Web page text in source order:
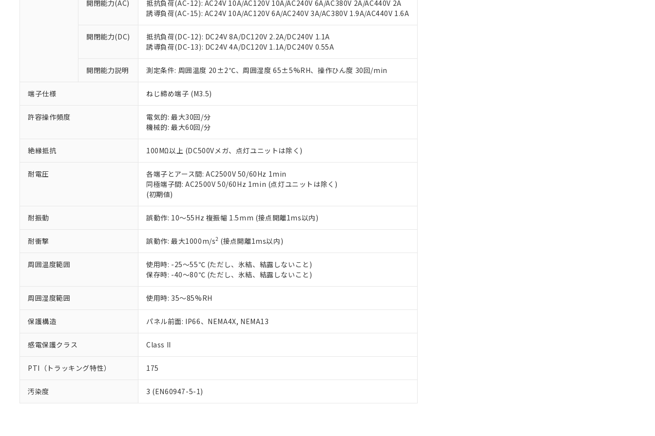
開閉能力(AC)
抵抗負荷(AC-12): AC24V 10A/AC120V 10A/AC240V 6A/AC380V 2A/AC440V 2A
誘導負荷(AC-15): AC24V 10A/AC120V 6A/AC240V 3A/AC380V 1.9A/AC440V 1.6A
開閉能力(DC)
抵抗負荷(DC-12): DC24V 8A/DC120V 2.2A/DC240V 1.1A
誘導負荷(DC-13): DC24V 4A/DC120V 1.1A/DC240V 0.55A
開閉能力説明 測定条件: 周囲温度 20±2℃、周囲湿度 65±5%RH、操作ひん度 30回/min
端子仕様 ねじ締め端子 (M3.5)
許容操作頻度
電気的: 最大30回/分
機械的: 最大60回/分
絶縁抵抗 100MΩ以上 (DC500Vメガ、点灯ユニットは除く)
耐電圧
各端子とアース間: AC2500V 50/60Hz 1min
同極端子間: AC2500V 50/60Hz 1min (点灯ユニットは除く)
(初期値)
耐振動 誤動作: 10～55Hz 複振幅 1.5mm (接点開離1ms以内)
耐衝撃 誤動作: 最大1000m/s2 (接点開離1ms以内)
周囲温度範囲
使用時: -25～55℃ (ただし、氷結、結露しないこと)
保存時: -40～80℃ (ただし、氷結、結露しないこと)
周囲湿度範囲 使用時: 35～85%RH
保護構造 パネル前面: IP66、NEMA4X, NEMA13
感電保護クラス Class II
PTI（トラッキング特性） 175
汚染度 3 (EN60947-5-1)
お客様が当ウェブサイト上で当社にご登録された部品リストについて、当社および当社の共同利用者
が、当社の製品・サービスに関するお客様との取引・商談に必要な範囲で利用することをご了承くだ
さい。
※当社の共同利用者とは、"個人情報の共同利用に関して"
いる法人を指します。
※3 非含有証明書ダウンロード
下記の非含有証明書をダウンロードすることができます。
EU RoHS指令（10物質）の非含有証明書
51物質の非含有証明書（当社基準）
※本証明書は発行日時点で非含有を証明するもので、過去に遡って非含有を証明するものではありません。
また、RoHS指令のフタル酸エステル類４物質の対応では、対応完了までの期間は出荷製品に未対応品が
既に当社にて対応品への在庫切替を完了していることから、特段のことがない限り、2022年1月12日よ
り割愛しております。
「－」：未確認です。当社販売部門へお問い合わせください。
合意する キャンセル
白